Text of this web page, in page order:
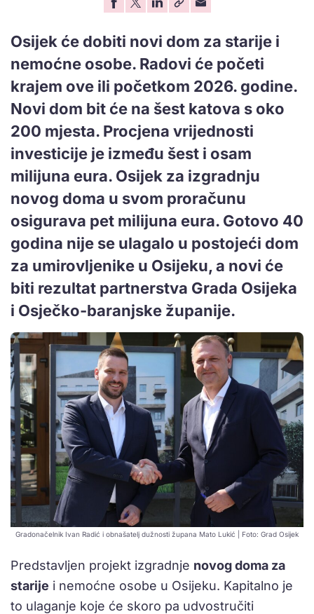
Osijek će dobiti novi dom za starije i
nemoćne osobe. Radovi će početi
krajem ove ili početkom 2026. godine.
Novi dom bit će na šest katova s oko
200 mjesta. Procjena vrijednosti
investicije je između šest i osam
milijuna eura. Osijek za izgradnju
novog doma u svom proračunu
osigurava pet milijuna eura. Gotovo 40
godina nije se ulagalo u postojeći dom
za umirovljenike u Osijeku, a novi će
biti rezultat partnerstva Grada Osijeka
i Osječko-baranjske županije.
Gradonačelnik Ivan Radić i obnašatelj dužnosti župana Mato Lukić | Foto: Grad Osijek
Predstavljen projekt izgradnje novog doma za
starije i nemoćne osobe u Osijeku. Kapitalno je
to ulaganje koje će skoro pa udvostručiti